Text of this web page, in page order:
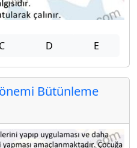
C D E
Bütünleme